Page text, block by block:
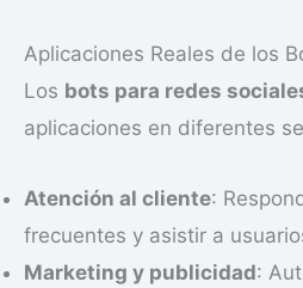
Aplicaciones Reales de los
Los bots para redes
aplicaciones en diferentes
Atención al cliente:
frecuentes y asistir a
Marketing y publicidad: